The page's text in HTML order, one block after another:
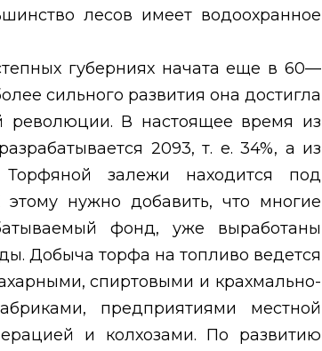
лесов имеет водоохранное
губерниях начата еще в 60—
сильного развития она достигла
революции. В настоящее время из
2093, т. е. 34%, а из
залежи находится под
нужно добавить, что многие
фонд, уже выработаны
Добыча торфа на топливо ведется
спиртовыми и крахмально-
предприятиями местной
и колхозами. По развитию